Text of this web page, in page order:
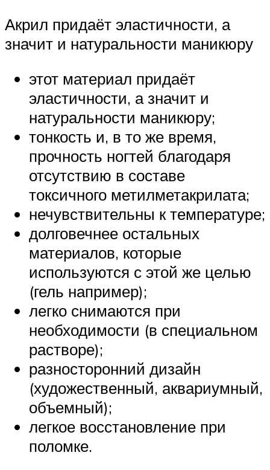
Акрил придаёт эластичности, а
значит и натуральности маникюру
этот материал придаёт
эластичности, а значит и
натуральности маникюру;
тонкость и, в то же время,
прочность ногтей благодаря
отсутствию в составе
токсичного метилметакрилата;
нечувствительны к температуре;
долговечнее остальных
материалов, которые
используются с этой же целью
(гель например);
легко снимаются при
необходимости (в специальном
растворе);
разносторонний дизайн
(художественный, аквариумный,
объемный);
легкое восстановление при
поломке.